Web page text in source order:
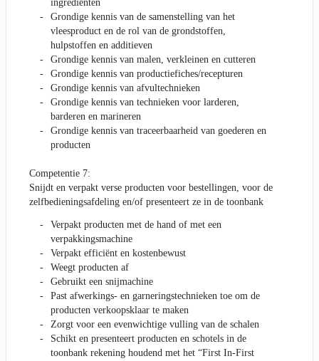
ingrediënten
Grondige kennis van de samenstelling van het
vleesproduct en de rol van de grondstoffen,
hulpstoffen en additieven
Grondige kennis van malen, verkleinen en cutteren
Grondige kennis van productiefiches/recepturen
Grondige kennis van afvultechnieken
Grondige kennis van technieken voor larderen,
barderen en marineren
Grondige kennis van traceerbaarheid van goederen en
producten
Competentie 7:
Snijdt en verpakt verse producten voor bestellingen, voor de
zelfbedieningsafdeling en/of presenteert ze in de toonbank
Verpakt producten met de hand of met een
verpakkingsmachine
Verpakt efficiënt en kostenbewust
Weegt producten af
Gebruikt een snijmachine
Past afwerkings- en garneringstechnieken toe om de
producten verkoopsklaar te maken
Zorgt voor een evenwichtige vulling van de schalen
Schikt en presenteert producten en schotels in de
toonbank rekening houdend met het “First In-First